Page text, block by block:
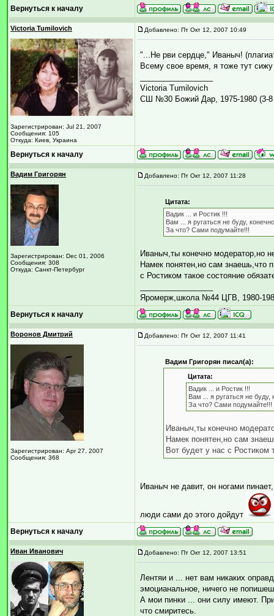
Вернуться к началу
Victoria Tumilovich
Зарегистрирован: Jul 21, 2007
Сообщения: 105
Откуда: Киев, Украина
Добавлено: Пт Окт 12, 2007 10:49
"...Не рви сердце," Иваныч!
Всему свое время, я тоже тут сижу
Victoria Tumilovich
СШ №30 Божий Дар, 1975-1980 (3-8
Вернуться к началу
Вадим Григорян
Зарегистрирован: Dec 01, 2006
Сообщения: 308
Откуда: Санкт-Петербург
Добавлено: Пт Окт 12, 2007 11:28
Цитата:
Вадик ... и Ростик !!!
Вам ... я ругаться не буду,
За что? Сами подумайте!!!
Иваныч,ты конечно модератор,но
Намек понятен,но сам знаешь,что
с Ростиком такое состояние
Яромерж,школа №44 ЦГВ, 1980-
Вернуться к началу
Воронов Дмитрий
Зарегистрирован: Apr 27, 2007
Сообщения: 368
Добавлено: Пт Окт 12, 2007 11:41
Вадим Григорян писал(а):
Цитата:
Вадик ... и Ростик !!!
Вам ... я ругаться не
За что? Сами подумайте!!!
Иваныч,ты конечно
Намек понятен,но сам
Вот будет у нас с Ростиком
Иваныч не давит, он ногами
люди сами до этого дойдут
Вернуться к началу
Иван Иванович Добавлено: Пт Окт 12, 2007 13:51
Лентяи и ... нет вам никаких
эмоцианальное, ничего не
А мои пинки ... они силу имеют.
что смиритесь.